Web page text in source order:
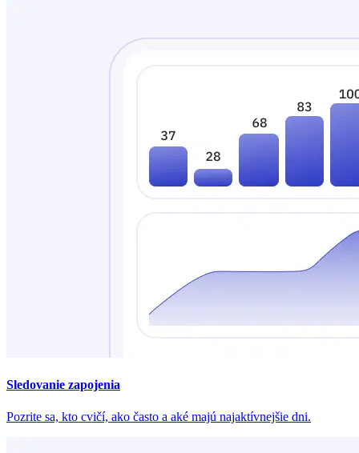
Sledovanie zapojenia
Pozrite sa, kto cvičí, ako často a aké majú najaktívnejšie dni.